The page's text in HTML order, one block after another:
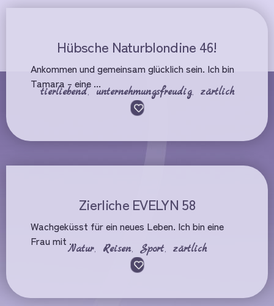
Hübsche Naturblondine 46!
Ankommen und gemeinsam glücklich sein. Ich bin
Tamara – eine ...
tierliebend,unternehmungsfreudig, zärtlich
Zierliche EVELYN 58
Wachgeküsst für ein neues Leben. Ich bin eine
Frau mit ...
Natur, Reisen, Sport, zärtlich